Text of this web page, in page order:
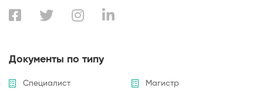
Документы по типу
Специалист Магистр